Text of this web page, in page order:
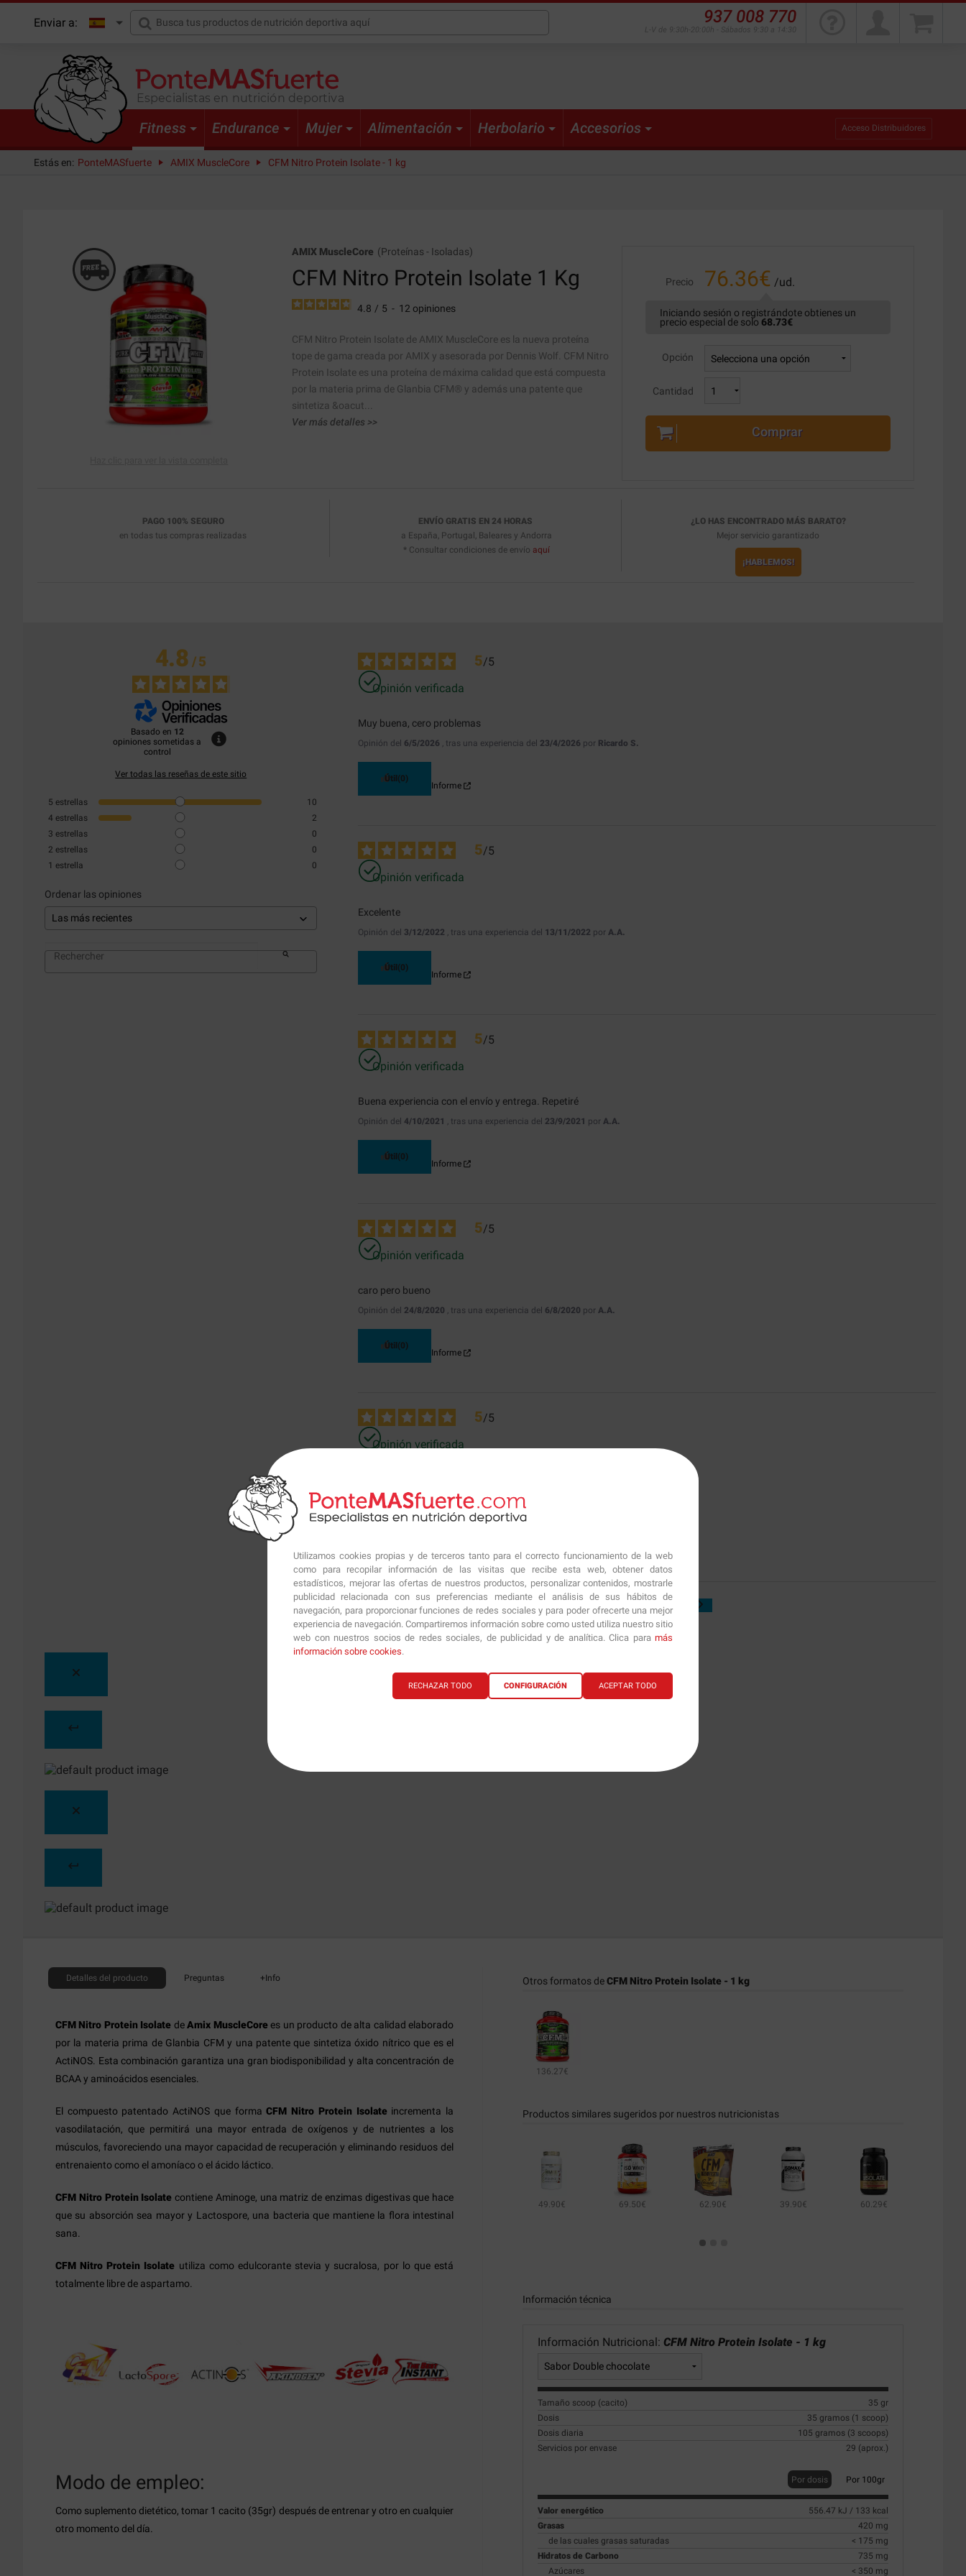
Utilizamos cookies propias y de terceros tanto para el correcto funcionamiento de la web
como para recopilar información de las visitas que recibe esta web, obtener datos
estadísticos, mejorar las ofertas de nuestros productos, personalizar contenidos, mostrarle
publicidad relacionada con sus preferencias mediante el análisis de sus hábitos de
navegación, para proporcionar funciones de redes sociales y para poder ofrecerte una mejor
experiencia de navegación. Compartiremos información sobre como usted utiliza nuestro sitio
web con nuestros socios de redes sociales, de publicidad y de analítica. Clica para más
información sobre cookies.
ACEPTAR TODO
RECHAZAR TODO CONFIGURACIÓN
Enviar a: 937 008 770
Especialistas en nutrición deportiva
Fitness Endurance Mujer Alimentación Herbolario Accesorios Acceso Distribuidores
Estás en: PonteMASfuerte AMIX MuscleCore CFM Nitro Protein Isolate - 1 kg
AMIX MuscleCore (Proteínas - Isoladas)
CFM Nitro Protein Isolate 1 Kg
4.8 / 5 - 12 opiniones
CFM Nitro Protein Isolate de AMIX MuscleCore es la nueva proteína
tope de gama creada por AMIX y asesorada por Dennis Wolf. CFM Nitro
Protein Isolate es una proteína de máxima calidad que está compuesta
por la materia prima de Glanbia CFM® y además una patente que
sintetiza &oacut...
Ver más detalles >>
Precio 76.36€ /ud.
Iniciando sesión o registrándote obtienes un
precio especial de solo68.73€
Opción
Cantidad
Comprar
PAGO 100% SEGURO
en todas tus compras realizadas
ENVÍO GRATIS EN 24 HORAS
a España, Portugal, Baleares y Andorra
* Consultar condiciones de envío aquí
¿LO HAS ENCONTRADO MÁS BARATO?
Mejor servicio garantizado
¡HABLEMOS!
4.8/5
Basado en 12
opiniones sometidas a
control
Ver todas las reseñas de este sitio
5 estrellas
10
4 estrellas
2
3 estrellas
0
2 estrellas
0
1 estrella 0
Ordenar las opiniones
5/5
Opinión verificada
Muy buena, cero problemas
Opinión del 6/5/2026 , tras una experiencia del 23/4/2026 por Ricardo S.
Útil(0)
Informe
5/5
Opinión verificada
Excelente
Opinión del 3/12/2022 , tras una experiencia del 13/11/2022 por A.A.
Útil(0)
Informe
5/5
Opinión verificada
Buena experiencia con el envío y entrega. Repetiré
Opinión del 4/10/2021 , tras una experiencia del 23/9/2021 por A.A.
Útil(0)
Informe
5/5
Opinión verificada
caro pero bueno
Opinión del 24/8/2020 , tras una experiencia del 6/8/2020 por A.A.
Útil(0)
Informe
5/5
Opinión verificada
Opinión del7/7/2020 , tras una experiencia del
1 2 3
Detalles del producto Preguntas +Info
CFM Nitro Protein Isolate deAmix MuscleCorees un producto de alta calidad elaborado
por la materia prima de Glanbia CFM y una patente que sintetiza óxido nítrico que es el
ActiNOS. Esta combinación garantiza una gran biodisponibilidad y alta concentración de
BCAA y aminoácidos esenciales.
El compuesto patentado ActiNOS que formaCFM Nitro Protein Isolateincrementa la
vasodilatación, que permitirá una mayor entrada de oxígenos y de nutrientes a los
músculos, favoreciendo una mayor capacidad de recuperación y eliminando residuos del
entrenaiento como el amoníaco o el ácido láctico.
CFM Nitro Protein Isolate contiene Aminoge, una matriz de enzimas digestivas que hace
que su absorción sea mayor y Lactospore, una bacteria que mantiene la flora intestinal
sana.
CFM Nitro Protein Isolate utiliza como edulcorante stevia y sucralosa, por lo que está
totalmente libre de aspartamo.
Modo de empleo:
Como suplemento dietético, tomar 1 cacito (35gr) después de entrenar y otro en cualquier
otro momento del día.
Otros formatos deCFM Nitro Protein Isolate - 1 kg
136.27€
Productos similares sugeridos por nuestros nutricionistas
49.90€ 69.50€ 62.90€ 39.90€ 60.29€
Información técnica
Información Nutricional: CFM Nitro Protein Isolate - 1 kg
Tamaño scoop (cacito)
35 gr
Dosis
35 gramos (1 scoop)
Dosis diaria
105 gramos (3 scoops)
Servicios por envase
29 (aprox.)
Por dosis Por 100gr
Valor energético
556.47 kJ / 133 kcal
Grasas
420 mg
de las cuales grasas saturadas
< 175 mg
Hidratos de Carbono
735 mg
Azúcares
< 350 mg